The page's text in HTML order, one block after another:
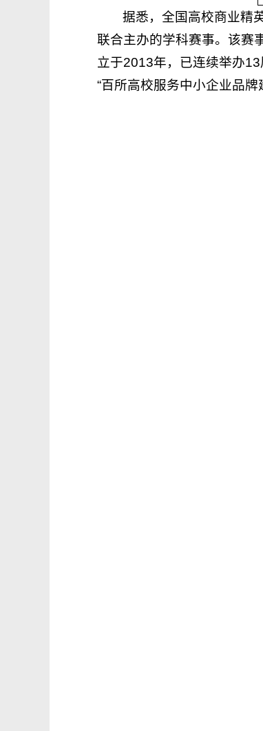
据悉，全国高校商业精
联合主办的学科赛事。该赛
立于2013年，已连续举办
“百所高校服务中小企业品牌